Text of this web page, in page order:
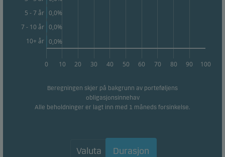
0 10 20 30 40 50 60 70 80 90 100
5 - 7 år
7 - 10 år
10+ år
0,0%
0,0%
0,0%
Beregningen skjer på bakgrunn av porteføljens
obligasjonsinnehav
Alle beholdninger er lagt inn med 1 måneds forsinkelse.
Valuta Durasjon
Statistiske
Disse informasjonskapslene bruker vi til å spore
atferden til våre besøkende på et aggregert nivå for
å måle og optimalisere funksjonaliteten til
nettstedet vårt. For eksempel hvordan besøkende
funksjoner ser er på. Du kan avvise disse
informasjonskapslene i informasjonskapselfanen.
Disse informasjonskapslene gjør det mulig for oss å